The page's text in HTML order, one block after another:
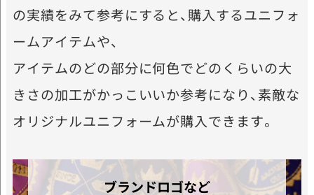
の実績をみて参考にすると、購入するユニフォ
ームアイテムや、
アイテムのどの部分に何色でどのくらいの大
きさの加工がかっこいいか参考になり、素敵な
オリジナルユニフォームが購入できます。
ブランドロゴなど